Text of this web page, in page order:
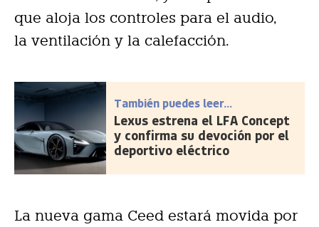
que aloja los controles para el audio,
la ventilación y la calefacción.
También puedes leer...
Lexus estrena el LFA Concept
y confirma su devoción por el
deportivo eléctrico
La nueva gama Ceed estará movida por